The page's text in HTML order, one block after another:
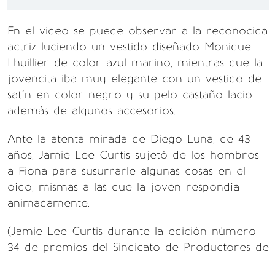
En el video se puede observar a la reconocida
actriz luciendo un vestido diseñado Monique
Lhuillier de color azul marino, mientras que la
jovencita iba muy elegante con un vestido de
satín en color negro y su pelo castaño lacio
además de algunos accesorios.
Ante la atenta mirada de Diego Luna, de 43
años, Jamie Lee Curtis sujetó de los hombros
a Fiona para susurrarle algunas cosas en el
oído, mismas a las que la joven respondía
animadamente.
(Jamie Lee Curtis durante la edición número
34 de premios del Sindicato de Productores de